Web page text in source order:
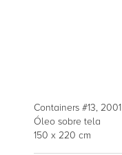
Containers #13, 2001
Óleo sobre tela
150 x 220 cm